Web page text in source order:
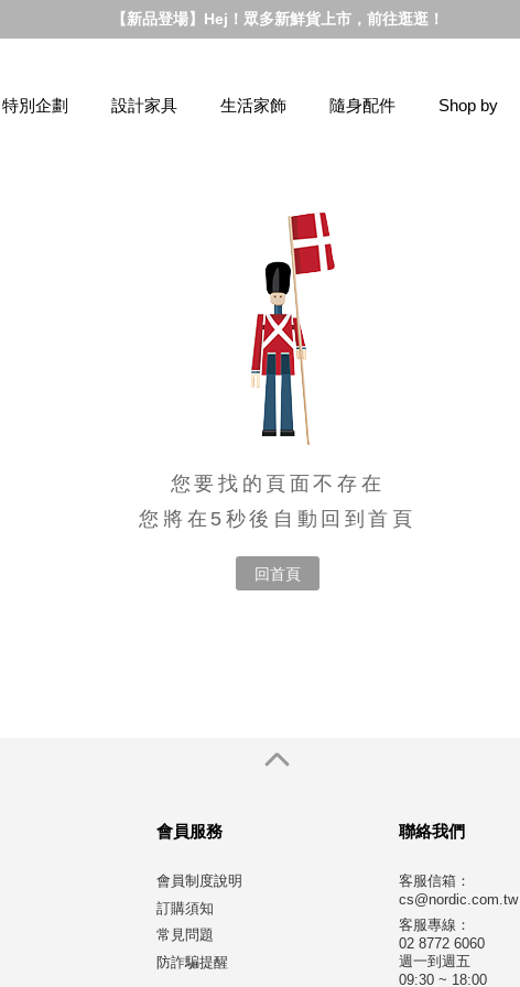
【新品登場】Hej！眾多新鮮貨上市，前往逛逛！
特別企劃 設計家具 生活家飾 隨身配件 Shop by
您要找的頁面不存在
您將在5秒後自動回到首頁
回首頁
會員服務
會員制度說明
訂購須知
常見問題
防詐騙提醒
聯絡我們
客服信箱：
cs@nordic.com.tw
客服專線：
02 8772 6060
週一到週五
09:30 ~ 18:00